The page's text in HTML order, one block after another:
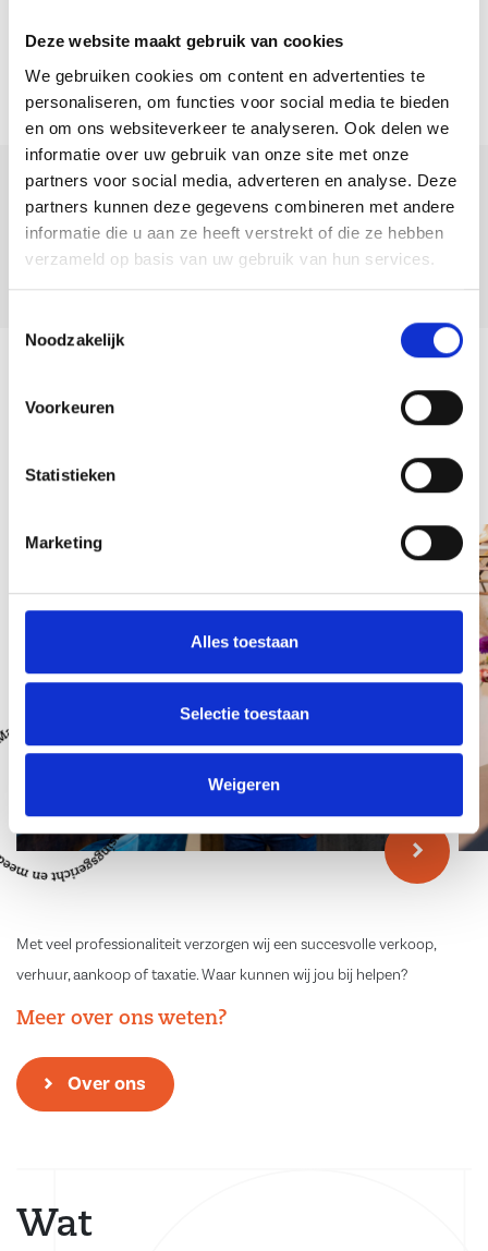
Deze website maakt gebruik van cookies
We gebruiken cookies om content en advertenties te
personaliseren, om functies voor social media te bieden
en om ons websiteverkeer te analyseren. Ook delen we
informatie over uw gebruik van onze site met onze
partners voor social media, adverteren en analyse. Deze
partners kunnen deze gegevens combineren met andere
informatie die u aan ze heeft verstrekt of die ze hebben
verzameld op basis van uw gebruik van hun services.
Noodzakelijk
Voorkeuren
Statistieken
Marketing
Alles toestaan
Selectie toestaan
Weigeren
Deel deze
woning:
Team
Met veel professionaliteit verzorgen wij een succesvolle verkoop,
verhuur, aankoop of taxatie. Waar kunnen wij jou bij helpen?
Meer over ons weten?
Over ons
Wat